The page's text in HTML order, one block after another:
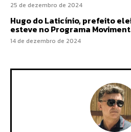
25 de dezembro de 2024
Hugo do Laticínio, prefeito
esteve no Programa
14 de dezembro de 2024